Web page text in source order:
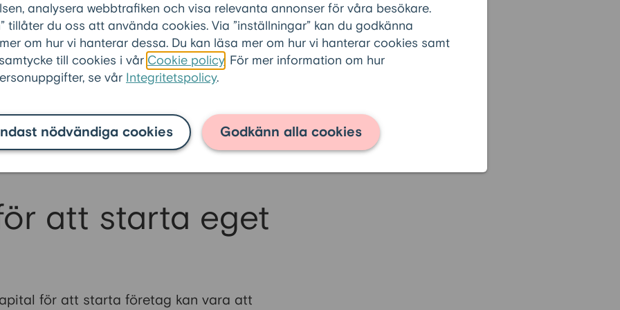
analysera webbtrafiken och visa relevanta annonser för våra besökare.
tillåter du oss att använda cookies. Via ”inställningar” kan du godkänna
om hur vi hanterar dessa. Du kan läsa mer om hur vi hanterar cookies samt
till cookies i vår Cookie policy . För mer information om hur
se vår Integritetspolicy.
nödvändiga cookies Godkänn alla cookies
att starta eget
för att starta företag kan vara att